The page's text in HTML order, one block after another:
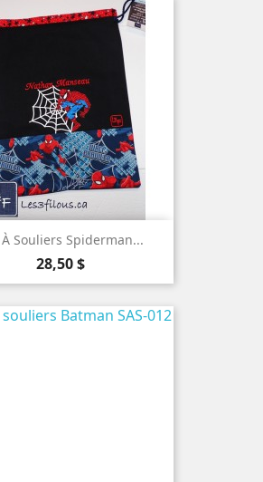
À Souliers Spiderman...
Prix
28,50 $